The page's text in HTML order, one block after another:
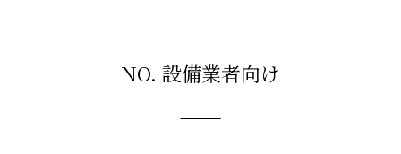
NO. 設備業者向け